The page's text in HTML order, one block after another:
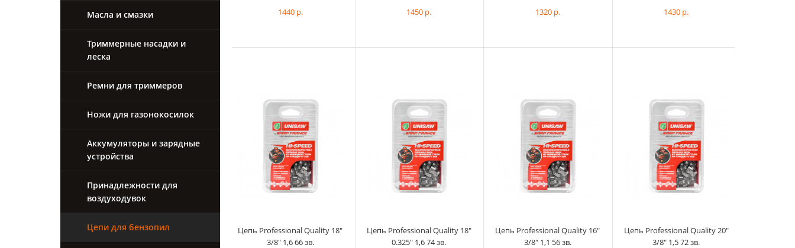
Масла и смазки
Триммерные насадки и
леска
Ремни для триммеров
Ножи для газонокосилок
Аккумуляторы и зарядные
устройства
Принадлежности для
воздуходувок
Цепи для бензопил
Цепь Professional Quality 16"
0.325" 1,3 66 зв.
1880 р.
Цепь Professional Quality - скоростная
низкопрофильная цепь. Пре...
1440 р. 1450 р. 1320 р. 1430 р.
Цепь Professional Quality 18"
3/8" 1,6 66 зв.
Цепь Professional Quality 18"
0.325" 1,6 74 зв.
Цепь Professional Quality 16"
3/8" 1,1 56 зв.
Цепь Professional Quality 20"
3/8" 1,5 72 зв.